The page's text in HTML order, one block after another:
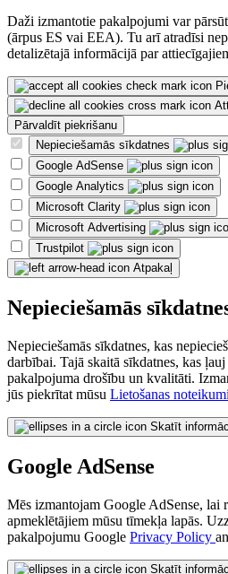
Daži izmantotie pakalpojumi var
(ārpus ES vai EEA). Tu arī atradīsi
detalizētajā informācijā par
Pārvaldīt piekrišanu
Nepieciešamās sīkdatnes
Google AdSense
Google Analytics
Microsoft Clarity
Microsoft Advertising
Trustpilot
Atpakaļ
Nepieciešamās
Nepieciešamās sīkdatnes, kas
darbībai. Tajā skaitā sīkdatnes, kas
pakalpojuma drošību un kvalitāti.
jūs piekrītat mūsu Lietošanas noteikumi
Skatīt
Google AdSense
Mēs izmantojam Google AdSense, lai
apmeklētājiem mūsu tīmekļa lapās.
pakalpojumu Google Privacy Policy
Skatīt